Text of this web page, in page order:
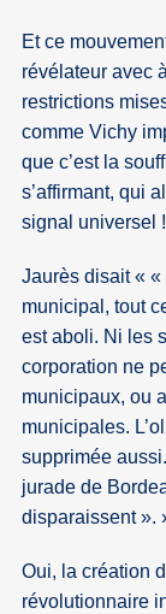
Et ce
révélateur avec
restrictions
comme Vichy
que c’est la
s’affirmant, qui
signal universel !
Jaurès disait
«
municipal, tout
est aboli. Ni les
corporation ne
municipaux, ou
municipales.
supprimée
jurade de
disparaissent ».
Oui, la création
révolutionnaire